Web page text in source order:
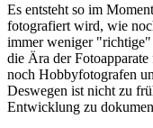
Es entsteht so im
fotografiert wird, wie
immer weniger "richtige"
die Ära der
noch Hobbyfotografen
Deswegen ist nicht zu
Entwicklung zu